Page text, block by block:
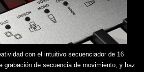
con el intuitivo secuenciador de 16
grabación de secuencia de movimiento, y haz